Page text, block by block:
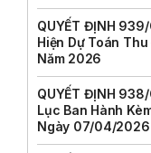
QUYẾT ĐỊNH
Hiện Dự Toán
Năm 2026
QUYẾT ĐỊNH
Lục Ban Hành
Ngày 07/04/2026